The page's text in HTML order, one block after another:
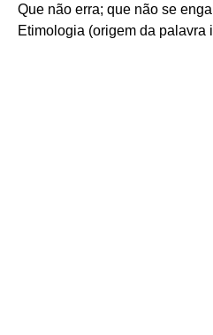
Que não erra; que não se
Etimologia (origem da palavra